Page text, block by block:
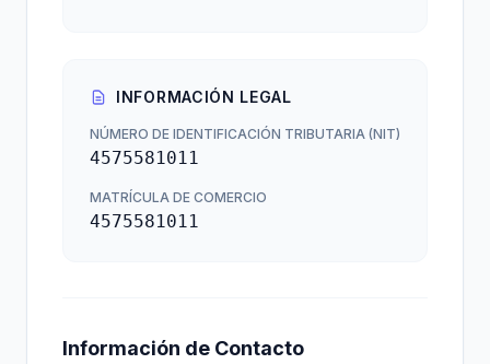
INFORMACIÓN LEGAL
NÚMERO DE IDENTIFICACIÓN TRIBUTARIA (NIT)
4575581011
MATRÍCULA DE COMERCIO
4575581011
Información de Contacto